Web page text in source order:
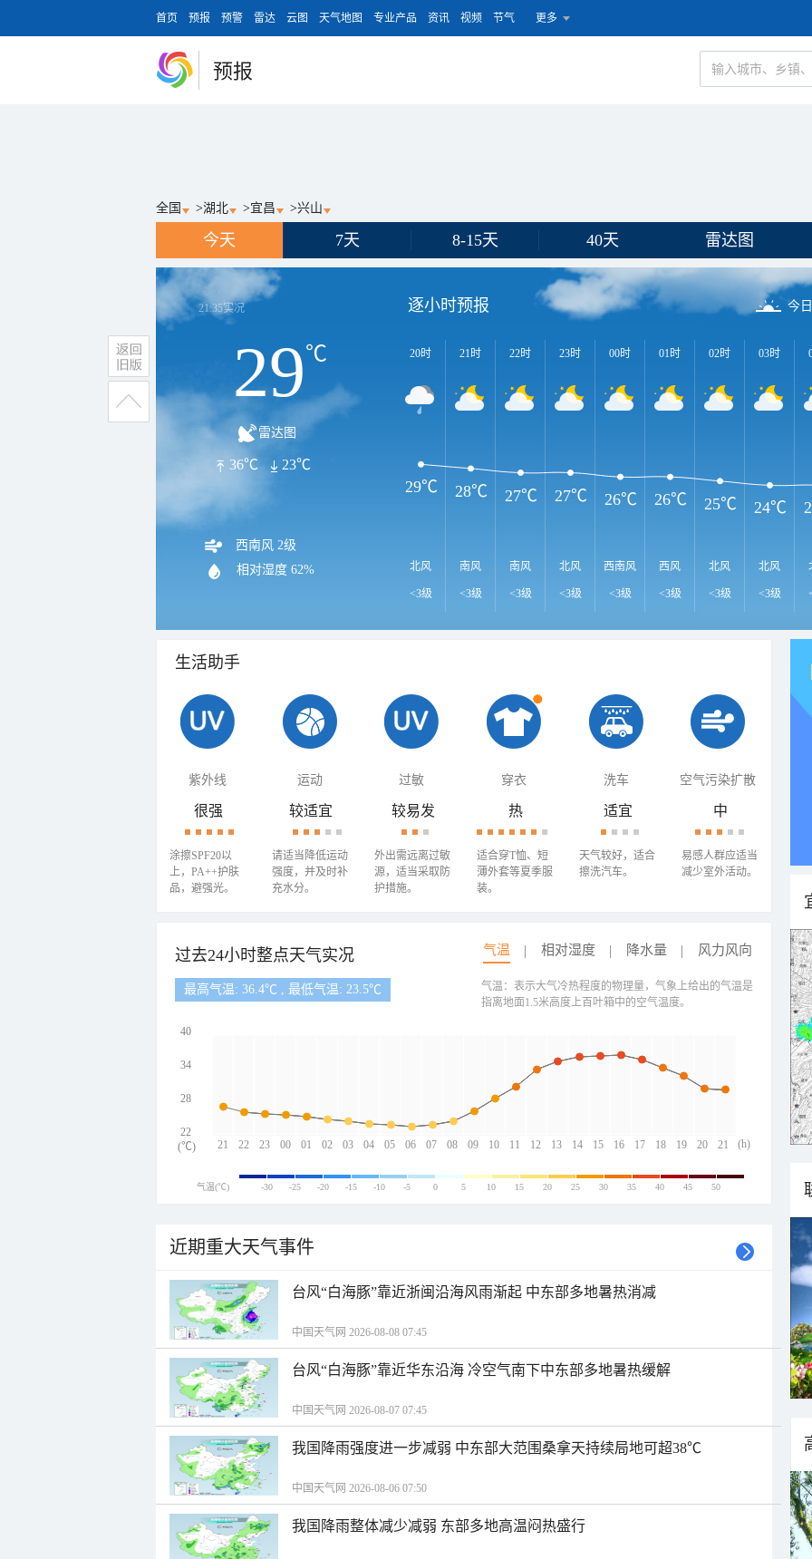
首页 预报 预警 雷达 云图 天气地图 专业产品 资讯 视频 节气 更多
预报
全国 >湖北 >宜昌 >兴山
今天 7天 8-15天 40天 雷达图
21:35实况
29℃
雷达图
36℃ 23℃
西南风 2级
相对湿度 62%
逐小时预报 今
20时
北风
<3级
21时
南风
<3级
22时
南风
<3级
23时
北风
<3级
00时
西南风
<3级
01时
西风
<3级
02时
北风
<3级
03时
北风
<3级
29℃ 28℃ 27℃ 27℃ 26℃ 26℃ 25℃ 24℃
生活助手
紫外线 运动 过敏 穿衣 洗车 空气污染扩散
很强
涂擦SPF20以
上，PA++护肤
品，避强光。
较适宜
请适当降低运动
强度，并及时补
充水分。
较易发
外出需远离过敏
源，适当采取防
护措施。
热
适合穿T恤、短
薄外套等夏季服
装。
适宜
天气较好，适合
擦洗汽车。
中
易感人群应适当
减少室外活动。
过去24小时整点天气实况 气温 相对湿度 降水量 风力风向
最高气温: 36.4℃ , 最低气温: 23.5℃
21 22 23 00 01 02 03 04 05 06 07 08 09 10 11 12 13 14 15 16 17 18 19 20 21
40
34
28
22
(h)
(℃)
气温：表示大气冷热程度的物理量，气象上给出的气温是
指离地面1.5米高度上百叶箱中的空气温度。
气温(℃) -30 -25 -20 -15 -10 -5 0 5 10 15 20 25 30 35 40 45 50
近期重大天气事件
台风“白海豚”靠近浙闽沿海风雨渐起 中东部多地暑热消减
中国天气网 2026-08-08 07:45
台风“白海豚”靠近华东沿海 冷空气南下中东部多地暑热缓解
中国天气网 2026-08-07 07:45
我国降雨强度进一步减弱 中东部大范围桑拿天持续局地可超38℃
中国天气网 2026-08-06 07:50
我国降雨整体减少减弱 东部多地高温闷热盛行